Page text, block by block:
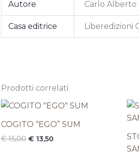
Autore Carlo Alberto
Casa editrice Liberedizioni
Prodotti correlati
COGITO “EGO” SUM
€15,00
Il
originale
era:
€ 15,00.
€ 13,50
Il
attuale
è:
€ 13,50.